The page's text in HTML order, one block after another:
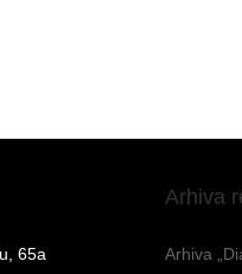
Arhiva
65a
Arhiva